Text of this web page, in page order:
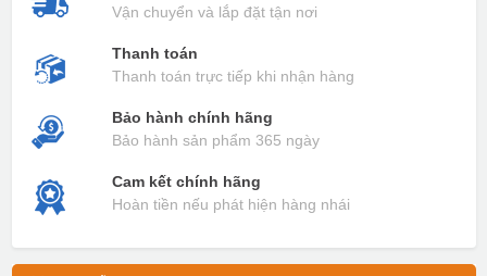
Vận chuyển và lắp đặt tận nơi
Thanh toán
Thanh toán trực tiếp khi nhận hàng
Bảo hành chính hãng
Bảo hành sản phẩm 365 ngày
Cam kết chính hãng
Hoàn tiền nếu phát hiện hàng nhái